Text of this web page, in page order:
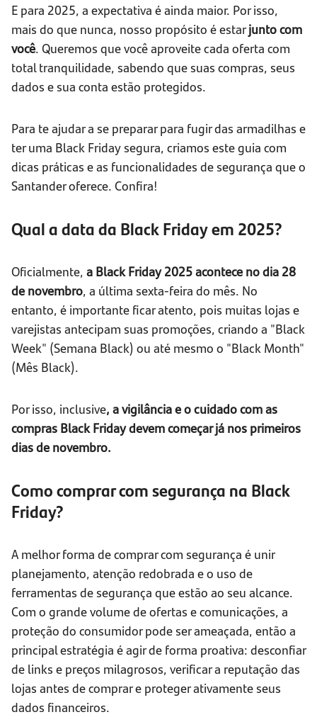
E para 2025, a expectativa é ainda maior. Por isso,
mais do que nunca, nosso propósito é estarjunto com
você. Queremos que você aproveite cada oferta com
total tranquilidade, sabendo que suas compras, seus
dados e sua conta estão protegidos.
Para te ajudar a se preparar para fugir das armadilhas e
ter uma Black Friday segura, criamos este guia com
dicas práticas e as funcionalidades de segurança que o
Santander oferece. Confira!
Qual a data da Black Friday em 2025?
Oficialmente, a Black Friday 2025 acontece no dia 28
de novembro, a última sexta-feira do mês. No
entanto, é importante ficar atento, pois muitas lojas e
varejistas antecipam suas promoções, criando a "Black
Week" (Semana Black) ou até mesmo o "Black Month"
(Mês Black).
Por isso, inclusive, a vigilância e o cuidado com as
compras Black Friday devem começar já nos primeiros
dias de novembro.
Como comprar com segurança na Black
Friday?
A melhor forma de comprar com segurança é unir
planejamento, atenção redobrada e o uso de
ferramentas de segurança que estão ao seu alcance.
Com o grande volume de ofertas e comunicações, a
proteção do consumidor pode ser ameaçada, então a
principal estratégia é agir de forma proativa: desconfiar
de links e preços milagrosos, verificar a reputação das
lojas antes de comprar e proteger ativamente seus
dados financeiros.